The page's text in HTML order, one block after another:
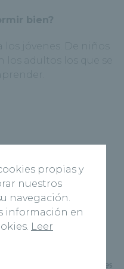
bien?
los jóvenes. De niños
adultos los que se
La clave para ser felices es
propias y
nuestros
navegación.
información en
Leer